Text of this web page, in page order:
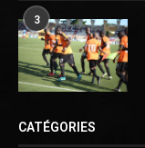
3
CATÉGORIES